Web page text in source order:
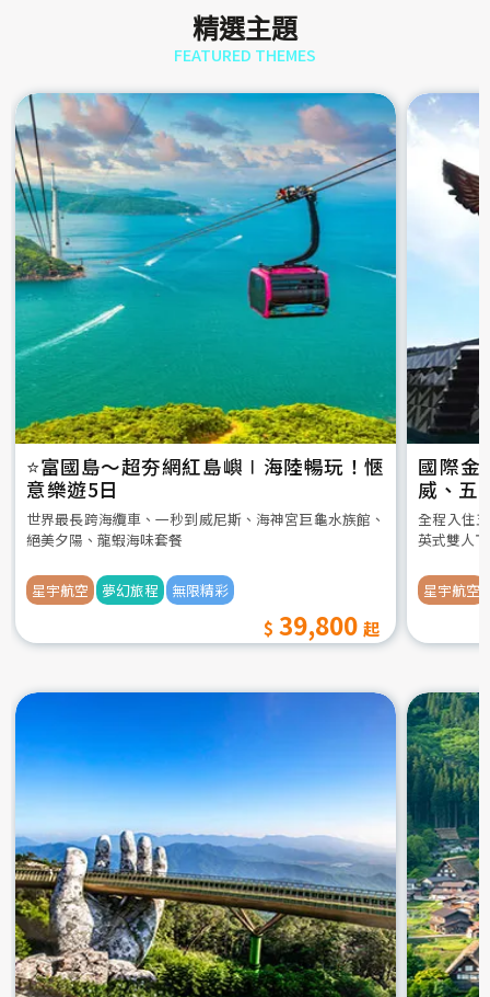
精選主題
FEATURED THEMES
⭐️富國島～超夯網紅島嶼∣海陸暢玩！愜
意樂遊5日
世界最長跨海纜車、一秒到威尼斯、海神宮巨龜水族館、
絕美夕陽、龍蝦海味套餐
星宇航空 夢幻旅程 無限精彩
39,800
國際金
威、五
全程入住
英式雙人
星宇航空